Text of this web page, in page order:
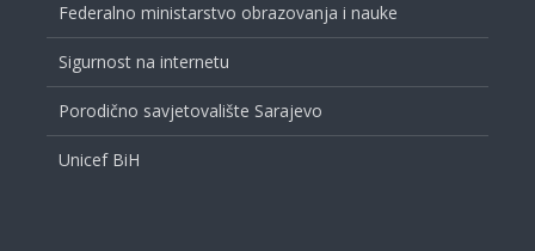
Federalno ministarstvo obrazovanja i nauke
Sigurnost na internetu
Porodično savjetovalište Sarajevo
Unicef BiH